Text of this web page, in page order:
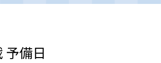
予備日